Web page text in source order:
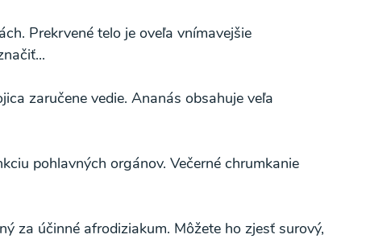
Prekrvené telo je oveľa vnímavejšie
zaručene vedie. Ananás obsahuje veľa
pohlavných orgánov. Večerné chrumkanie
za účinné afrodiziakum. Môžete ho zjesť surový,
že som si prečítal(a)